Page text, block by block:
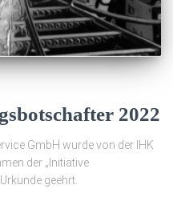
2022
GmbH wurde von der IHK
der „Initiative
geehrt.